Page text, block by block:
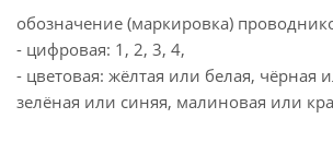
обозначение (маркировка)
- цифровая: 1, 2, 3, 4,
- цветовая: жёлтая или белая, чёрная
зелёная или синяя, малиновая или